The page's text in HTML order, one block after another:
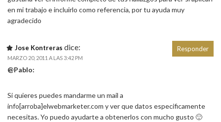
en mi trabajo e incluirlo como referencia, por tu ayuda muy
agradecido
Jose Kontreras dice:
MARZO 20, 2011 A LAS 3:42 PM
@Pablo:
Si quieres puedes mandarme un mail a
info[arroba]elwebmarketer.com y ver que datos especificamente
necesitas. Yo puedo ayudarte a obtenerlos con mucho gusto 🙂
Responder